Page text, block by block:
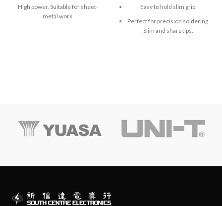
High power. Suitable for sheet-
metal work.
Easy to hold slim grip.
Perfect for precision soldering.
Slim and sharp tips.